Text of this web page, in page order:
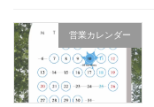
営業カレンダー